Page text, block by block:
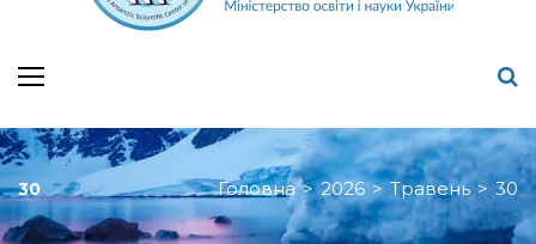
30 Головна > 2026 > Травень > 30